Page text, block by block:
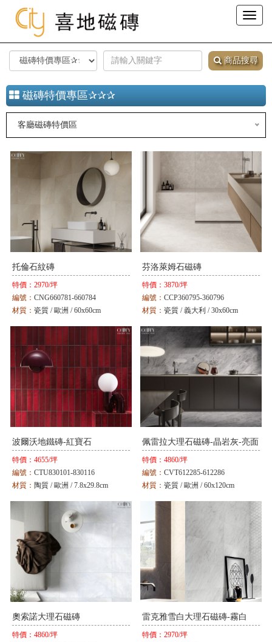
Toggle
商品搜尋
磁磚特價專區✰✰✰
客廳磁磚特價區
托倫石紋磚
特價： 2970/坪
編號： CNG660781-660784
材質： 瓷質 / 歐洲 / 60x60cm
芬洛萊姆石磁磚
特價： 3870/坪
編號： CCP360795-360796
材質： 瓷質 / 義大利 / 30x60cm
波爾沃地鐵磚-紅寶石
特價： 4655/坪
編號： CTU830101-830116
材質： 陶質 / 歐洲 / 7.8x29.8cm
佩雷拉大理石磁磚-晶岩灰-亮面
特價： 4860/坪
編號： CVT612285-612286
材質： 瓷質 / 歐洲 / 60x120cm
奧索諾大理石磁磚
特價： 4860/坪
雷克雅雪白大理石磁磚-霧白
特價： 2970/坪